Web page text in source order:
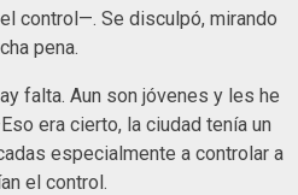
control—. Se disculpó, mirando
pena.
falta. Aun son jóvenes y les he
era cierto, la ciudad tenía un
especialmente a controlar a
el control.